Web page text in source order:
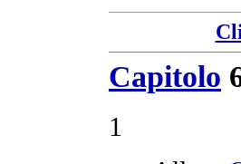
Capitolo
1